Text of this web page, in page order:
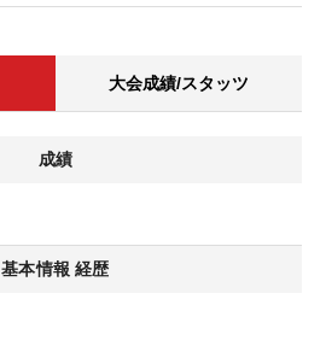
大会成績/スタッツ
成績
基本情報 経歴